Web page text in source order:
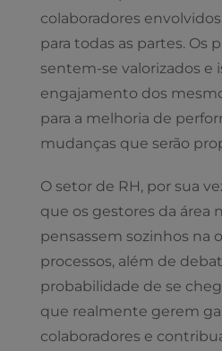
colaboradores
para todas as partes. Os
sentem-se valorizados e
engajamento dos
para a melhoria de
mudanças que serão
O setor de RH, por sua
que os gestores da área
pensassem sozinhos na
processos, além de
probabilidade de se
que realmente gerem
colaboradores e